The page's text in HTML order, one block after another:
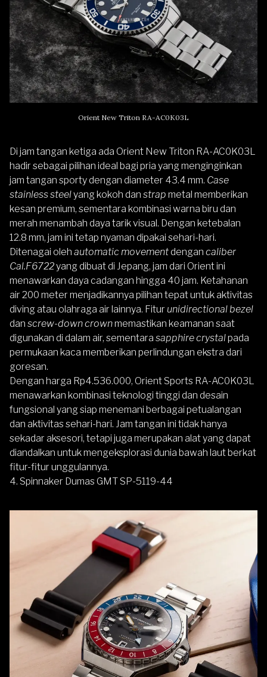
Orient New Triton RA-AC0K03L
Di jam tangan ketiga ada Orient New Triton RA-AC0K03L
hadir sebagai pilihan ideal bagi pria yang menginginkan
jam tangan sporty dengan diameter 43.4 mm. Case
stainless steelyang kokoh dan strap metal memberikan
kesan premium, sementara kombinasi warna biru dan
merah menambah daya tarik visual. Dengan ketebalan
12.8 mm, jam ini tetap nyaman dipakai sehari-hari.
Ditenagai oleh automatic movementdengan caliber
Cal.F6722yang dibuat di Jepang, jam dari Orientini
menawarkan daya cadangan hingga 40 jam. Ketahanan
air 200 meter menjadikannya pilihan tepat untuk aktivitas
diving atau olahraga air lainnya. Fitur unidirectional bezel
dan screw-down crownmemastikan keamanan saat
digunakan di dalam air, sementara sapphire crystalpada
permukaan kaca memberikan perlindungan ekstra dari
goresan.
Dengan harga Rp4.536.000, Orient Sports RA-AC0K03L
menawarkan kombinasi teknologi tinggi dan desain
fungsional yang siap menemani berbagai petualangan
dan aktivitas sehari-hari. Jam tangan ini tidak hanya
sekadar aksesori, tetapi juga merupakan alat yang dapat
diandalkan untuk mengeksplorasi dunia bawah laut berkat
fitur-fitur unggulannya.
4. Spinnaker Dumas GMT SP-5119-44